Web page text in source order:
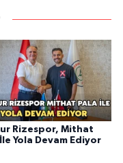
Rizespor, Mithat
Yola Devam Ediyor